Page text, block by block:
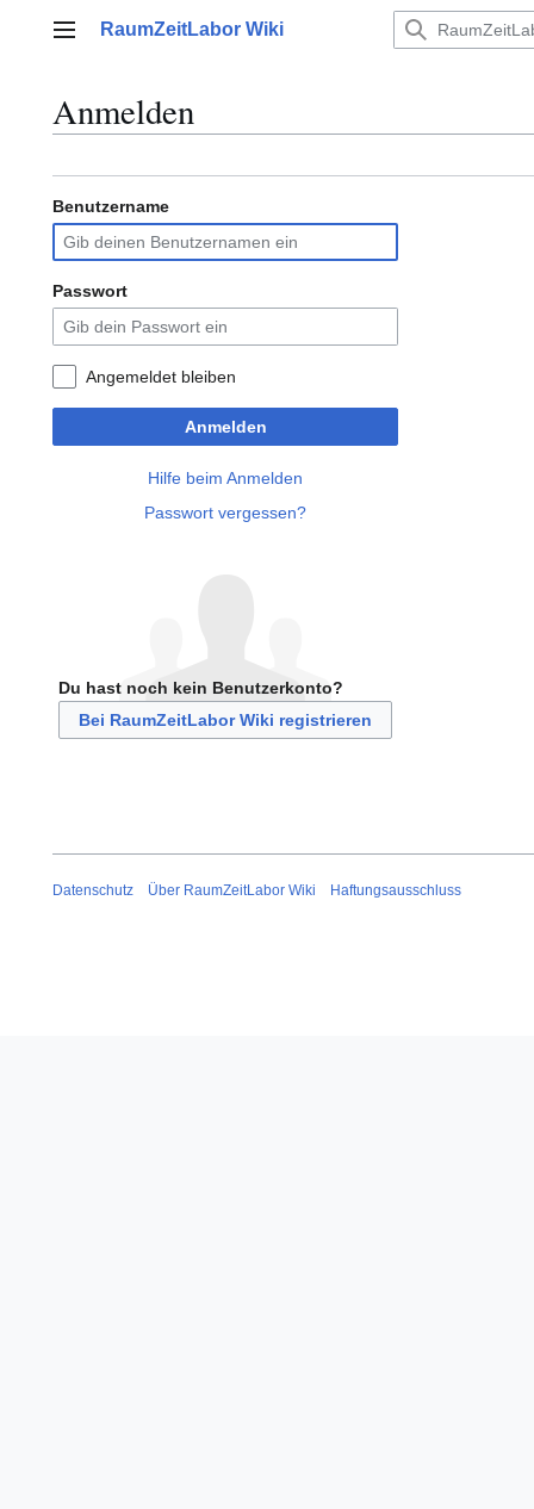
Hauptmenü
RaumZeitLabor Wiki
Anmelden
Benutzername
Passwort
Angemeldet bleiben
Anmelden
Hilfe beim Anmelden
Passwort vergessen?
Du hast noch kein Benutzerkonto?
Bei RaumZeitLabor Wiki registrieren
Datenschutz Über RaumZeitLabor Wiki Haftungsausschluss